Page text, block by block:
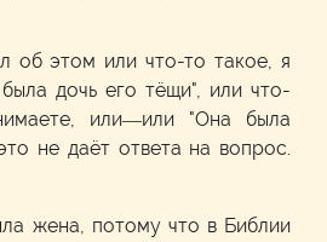
об этом или что-то такое, я
дочь его тёщи", или что-
или—или "Она была
не даёт ответа на вопрос.
жена, потому что в Библии